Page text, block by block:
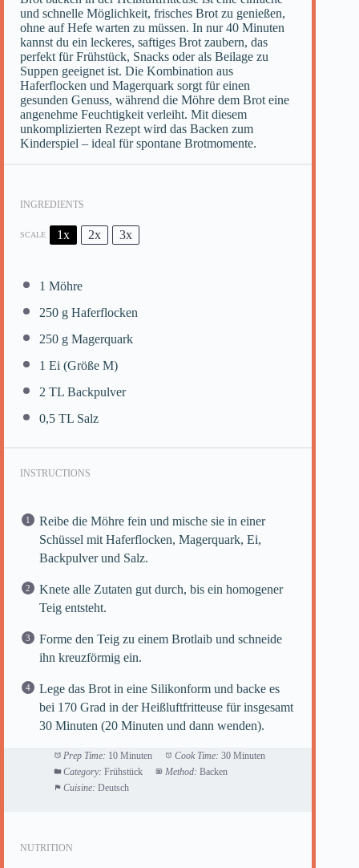
und schnelle Möglichkeit, frisches Brot zu genießen,
ohne auf Hefe warten zu müssen. In nur 40 Minuten
kannst du ein leckeres, saftiges Brot zaubern, das
perfekt für Frühstück, Snacks oder als Beilage zu
Suppen geeignet ist. Die Kombination aus
Haferflocken und Magerquark sorgt für einen
gesunden Genuss, während die Möhre dem Brot eine
angenehme Feuchtigkeit verleiht. Mit diesem
unkomplizierten Rezept wird das Backen zum
Kinderspiel – ideal für spontane Brotmomente.
INGREDIENTS
SCALE 1x 2x 3x
1 Möhre
250 g Haferflocken
250 g Magerquark
1 Ei (Größe M)
2 TL Backpulver
0,5 TL Salz
INSTRUCTIONS
Reibe die Möhre fein und mische sie in einer
Schüssel mit Haferflocken, Magerquark, Ei,
Backpulver und Salz.
Knete alle Zutaten gut durch, bis ein homogener
Teig entsteht.
Forme den Teig zu einem Brotlaib und schneide
ihn kreuzförmig ein.
Lege das Brot in eine Silikonform und backe es
bei 170 Grad in der Heißluftfritteuse für insgesamt
30 Minuten (20 Minuten und dann wenden).
Prep Time: 10 Minuten Cook Time: 30 Minuten
Category: Frühstück Method: Backen
Cuisine: Deutsch
NUTRITION